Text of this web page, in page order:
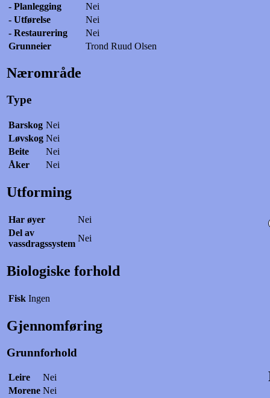
- Planlegging
Nei
- Utførelse
Nei
- Restaurering
Nei
Grunneier
Trond Ruud Olsen
Nærområde
Type
Barskog Nei
Løvskog Nei
Beite
Nei
Åker
Nei
Utforming
Har øyer
Nei
Del av
vassdragssystem
Nei
Biologiske forhold
Fisk Ingen
Gjennomføring
Grunnforhold
Leire
Nei
Morene Nei